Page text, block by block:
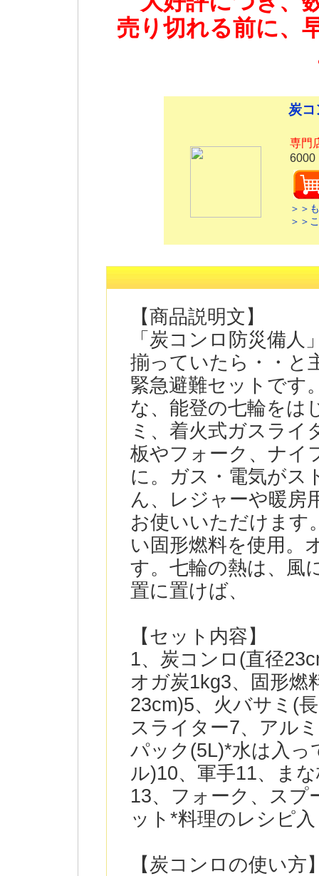
売り切れる前に、
炭
専門
6000
＞＞
＞＞
【商品説明文】
「炭コンロ防災備
揃っていたら・・と
緊急避難セットです
な、能登の七輪をは
ミ、着火式ガスライ
板やフォーク、ナイ
に。ガス・電気がス
ん、レジャーや暖房
お使いいただけます
い固形燃料を使用。
す。七輪の熱は、風
置に置けば、
【セット内容】
1、炭コンロ(直径
オガ炭1kg3、固形燃
23cm)5、火バサミ(
スライター7、アル
パック(5L)*水は入っ
ル)10、軍手11、ま
13、フォーク、スプ
ット*料理のレシピ
【炭コンロの使い方